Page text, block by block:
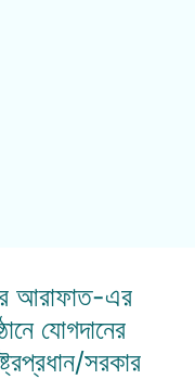
আরাফাত-এর
যোগদানের
সরকার